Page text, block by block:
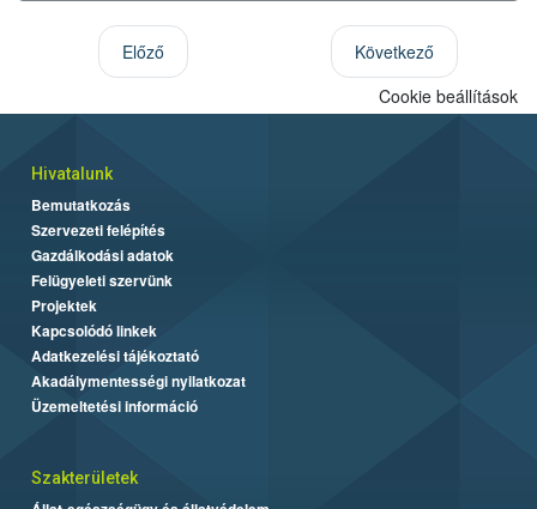
Előző
Következő
Cookie beállítások
Hivatalunk
Bemutatkozás
Szervezeti felépítés
Gazdálkodási adatok
Felügyeleti szervünk
Projektek
Kapcsolódó linkek
Adatkezelési tájékoztató
Akadálymentességi nyilatkozat
Üzemeltetési információ
Szakterületek